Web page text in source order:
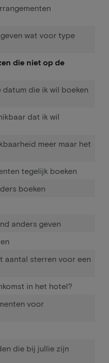
wat voor type
die niet op de
die ik wil boeken
dat ik wil
meer maar het
tegelijk boeken
boeken
anders geven
aantal sterren voor een
in het hotel?
voor
die bij jullie zijn